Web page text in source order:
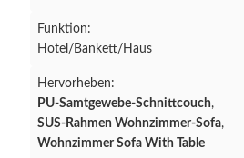
Funktion:
Hotel/Bankett/Haus
Hervorheben:
PU-Samtgewebe-Schnittcouch,
SUS-Rahmen Wohnzimmer-Sofa,
Wohnzimmer Sofa With Table